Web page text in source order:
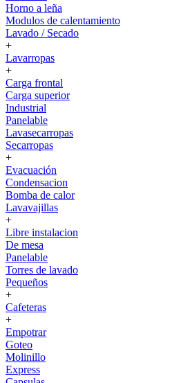
Horno a leña
Modulos de calentamiento
Lavado / Secado
+
Lavarropas
+
Carga frontal
Carga superior
Industrial
Panelable
Lavasecarropas
Secarropas
+
Evacuación
Condensacion
Bomba de calor
Lavavajillas
+
Libre instalacion
De mesa
Panelable
Torres de lavado
Pequeños
+
Cafeteras
+
Empotrar
Goteo
Molinillo
Express